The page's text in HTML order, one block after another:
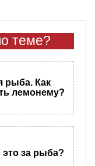
теме?
рыба. Как
лемонему?
за рыба?